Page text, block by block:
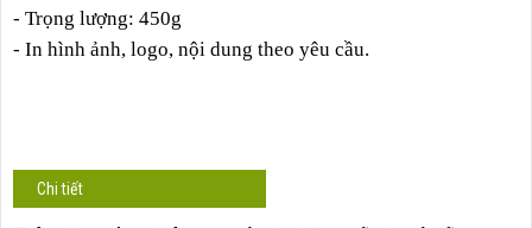
- Trọng lượng: 450g
- In hình ảnh, logo, nội dung theo yêu cầu.
Chi tiết